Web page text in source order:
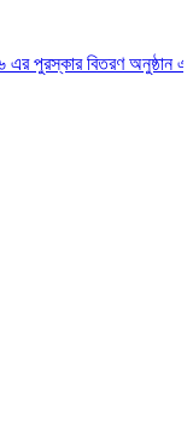
বিতরণ অনুষ্ঠান এবং